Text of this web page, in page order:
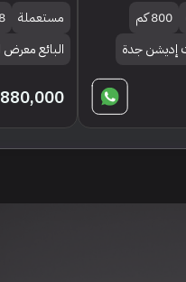
800 كم
إديشن جدة
مستعملة 8 سلندرات
البائع معرض